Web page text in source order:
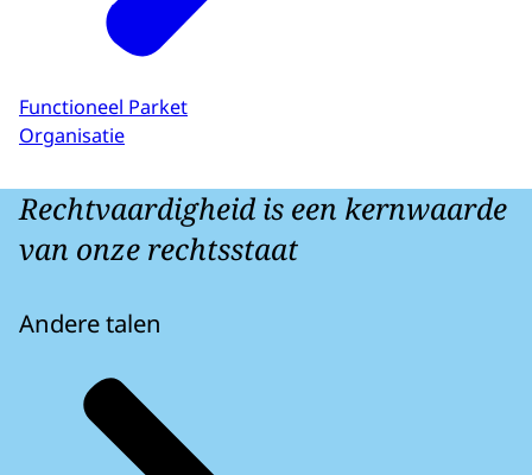
Functioneel Parket
Organisatie
Rechtvaardigheid is een kernwaarde
van onze rechtsstaat
Andere talen